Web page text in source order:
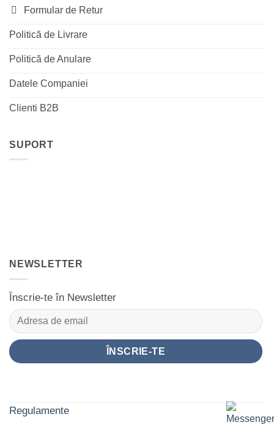
Formular de Retur
Politică de Livrare
Politică de Anulare
Datele Companiei
Clienti B2B
SUPORT
NEWSLETTER
Înscrie-te în Newsletter
Regulamente